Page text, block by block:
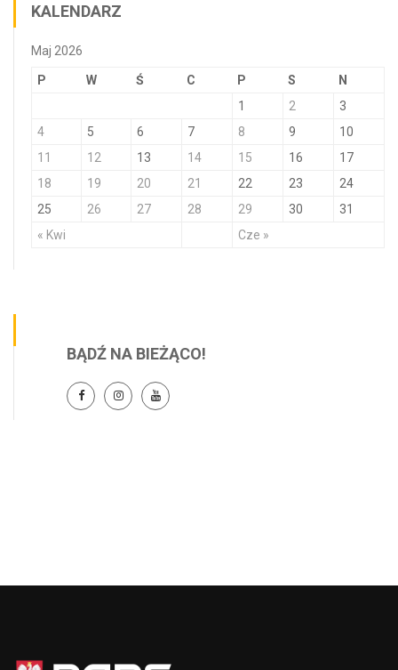
KALENDARZ
Maj 2026
P W Ś C P S N
« Kwi Cze »
1 2
3
4
5 6 7 8 9
10
11
12 13 14 15 16
17
18
19 20 21 22 23
24
25
26 27 28 29 30 31
BĄDŹ NA BIEŻĄCO!